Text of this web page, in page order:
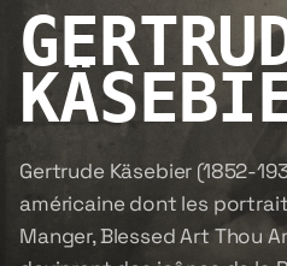
Gertrude Käsebier (1852-
américaine dont les
Manger, Blessed Art Thou